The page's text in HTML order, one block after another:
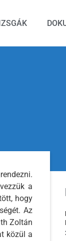
a
hogy
Az
Zoltán
közül a